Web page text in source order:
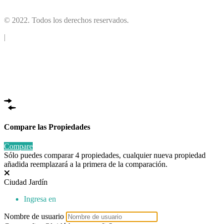
© 2022. Todos los derechos reservados.
|
Compare las Propiedades
Compare
Sólo puedes comparar 4 propiedades, cualquier nueva propiedad
añadida reemplazará a la primera de la comparación.
Ciudad Jardín
Ingresa en
Nombre de usuario